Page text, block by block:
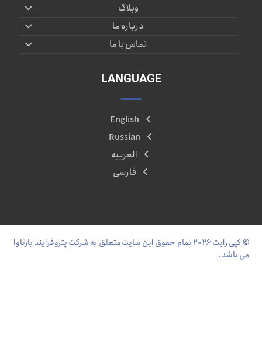
وبلاگ
درباره ما
تماس با ما
LANGUAGE
English
Russian
العربیه
فارسی
© کپی رایت ۲۰۲۶ تمام حقوق این سایت متعلق به شرکت پتروفرایند بارثاوا
می باشد.